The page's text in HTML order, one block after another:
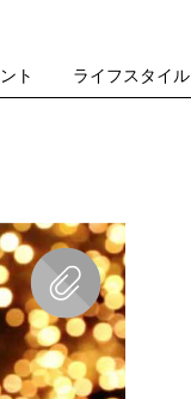
ト ライフスタイル